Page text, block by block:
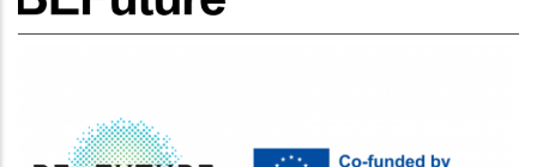
CONVOCATÒRIA PER A LA
INNOVADORS EN EL SECTOR DEL
TURISME DE REUNIONS I